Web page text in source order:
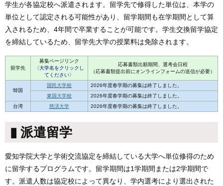
学生が各協定校へ派遣されます。留学先で修得した単位は、本学の
単位として認定される可能性があり、留学期間も在学期間として算
入されるため、4年間で卒業することが可能です。学生交換留学協定
を締結しているため、留学先大学の授業料は免除されます。
留学先
募集ページリンク
〈大学名をクリックし
てください〉
応募書類出願期間、選考会日程
（応募書類提出前にオンラインフォームの送信が必要）
韓国
国民大学校
2026年度春学期の募集は終了しました。
東国大学校
2026年度春学期の募集は終了しました。
台湾
慈済大学 2026年度春学期の募集は終了しました。
▮ 派遣留学
愛知学院大学と学術交流協定を締結している大学へ単位修得のため
に留学するプログラムです。留学期間は1学期間または2学期間で
す。派遣人数は協定校によって異なり、学内選考により選出された